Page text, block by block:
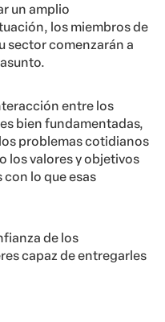
un amplio
los miembros de
sector comenzarán a
entre los
bien fundamentadas,
problemas cotidianos
los valores y objetivos
lo que esas
de los
capaz de entregarles